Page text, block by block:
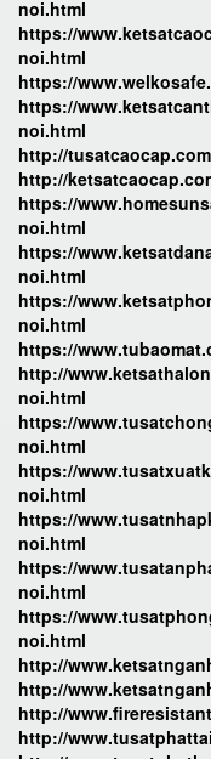
noi.html
https://
noi.html
https://
https://
noi.html
http://
http://
https://
noi.html
https://
noi.html
https://
noi.html
https://
http://
noi.html
https://
noi.html
https://
noi.html
https://
noi.html
https://
noi.html
https://
noi.html
http://
http://
http://
http://